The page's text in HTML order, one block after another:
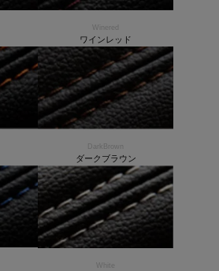
Winered
ワインレッド
DarkBrown
ダークブラウン
White